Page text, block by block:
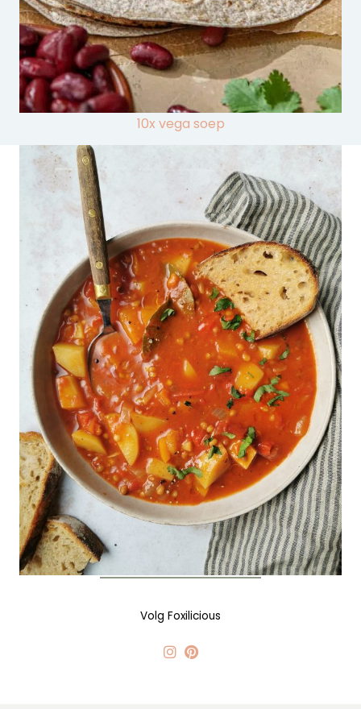
10x vega soep
Volg Foxilicious